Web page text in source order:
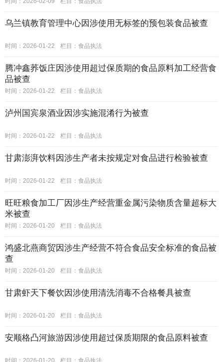
乌兰镇教育管理中心因涉使用无标签的预包装食品被查
时间：2026-01-22 栏目： 食品执法
腾冲鑫荞饭庄因涉使用超过保质期的食品原料加工经营食
品被查
时间：2026-01-22 栏目： 食品执法
泸州国宾泉酒业因涉实施混淆行为被查
时间：2026-01-22 栏目： 食品执法
甘肃澎湃饮料因涉生产者未按规定对食品进行检验被查
时间：2026-01-22 栏目： 食品执法
旺旺粮食加工厂因涉生产经营重金属污染物质含量超标大
米被查
时间：2026-01-20 栏目： 食品执法
鸿盛北燕商贸因涉生产经营不符合食品安全标准的食品被
查
时间：2026-01-20 栏目： 食品执法
甘肃虾天下餐饮因涉使用清洗消毒不合格餐具被查
时间：2026-01-20 栏目： 食品执法
安顺格凸河旅游因涉使用超过保质期限的食品原料被查
时间：2026-01-20 栏目： 食品执法